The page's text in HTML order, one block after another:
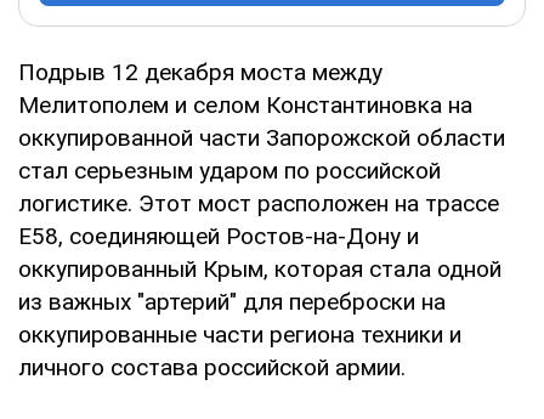
Подрыв 12 декабря моста между
Мелитополем и селом Константиновка на
оккупированной части Запорожской области
стал серьезным ударом по российской
логистике. Этот мост расположен на трассе
Е58, соединяющей Ростов-на-Дону и
оккупированный Крым, которая стала одной
из важных "артерий" для переброски на
оккупированные части региона техники и
личного состава российской армии.